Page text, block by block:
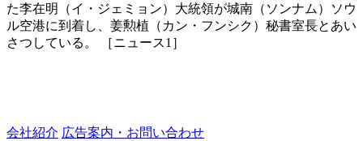
た李在明（イ・ジェミョン）大統領が城南（ソンナム）ソウ
ル空港に到着し、姜勲植（カン・フンシク）秘書室長とあい
さつしている。 ［ニュース1］
会社紹介 広告案内・お問い合わせ